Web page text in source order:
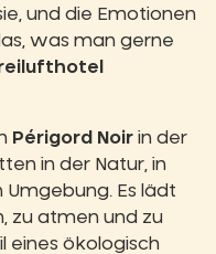
und die Emotionen
was man gerne
Périgord Noir in der
in der Natur, in
Umgebung. Es lädt
zu atmen und zu
eines ökologisch